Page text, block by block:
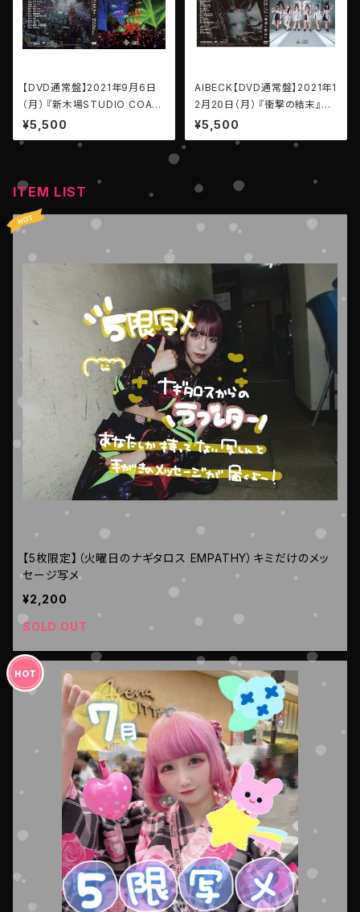
【DVD通常盤】2021年9月6日
（月） 『新木場STUDIO COAS
T』 〜夢叶え、新たな牙を剥
け〜 ＃アパレル
¥5,500
AIBECK【DVD通常盤】2021年1
2月20日（月） 『衝撃の結末』＠
新宿BLAZE ＃アパレル
¥5,500
ITEM LIST
【5枚限定】（火曜日のナギタロス EMPATHY）キミだけのメッ
セージ写メ
¥2,200
SOLD OUT